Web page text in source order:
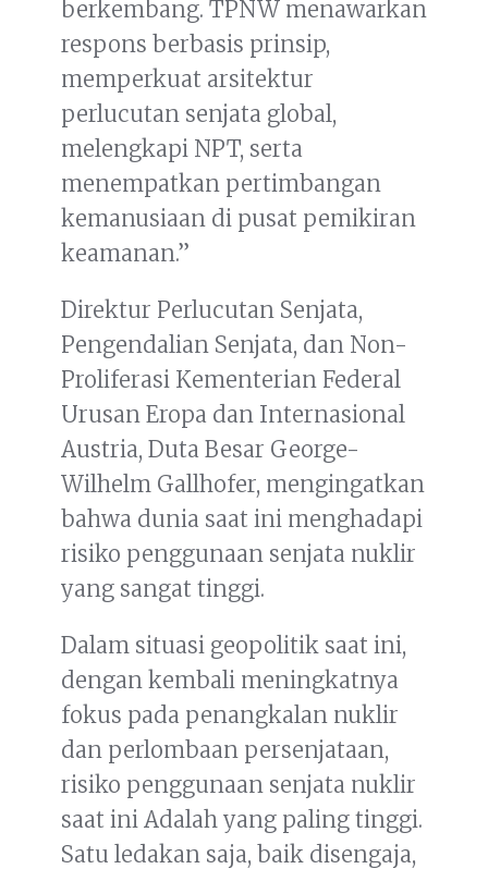
berkembang. TPNW menawarkan
respons berbasis prinsip,
memperkuat arsitektur
perlucutan senjata global,
melengkapi NPT, serta
menempatkan pertimbangan
kemanusiaan di pusat pemikiran
keamanan.”
Direktur Perlucutan Senjata,
Pengendalian Senjata, dan Non-
Proliferasi Kementerian Federal
Urusan Eropa dan Internasional
Austria, Duta Besar George-
Wilhelm Gallhofer, mengingatkan
bahwa dunia saat ini menghadapi
risiko penggunaan senjata nuklir
yang sangat tinggi.
Dalam situasi geopolitik saat ini,
dengan kembali meningkatnya
fokus pada penangkalan nuklir
dan perlombaan persenjataan,
risiko penggunaan senjata nuklir
saat ini Adalah yang paling tinggi.
Satu ledakan saja, baik disengaja,